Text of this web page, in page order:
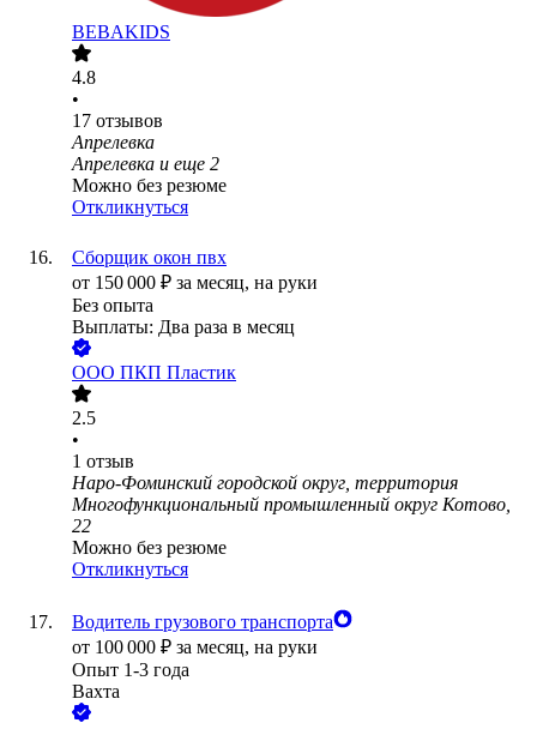
BEBAKIDS
4.8
•
17 отзывов
Апрелевка
Апрелевка и еще 2
Можно без резюме
Откликнуться
Сборщик окон пвх
от 150 000 ₽ за месяц, на руки
Без опыта
Выплаты: Два раза в месяц
ООО ПКП Пластик
2.5
•
1 отзыв
Наро-Фоминский городской округ, территория
Многофункциональный промышленный округ Котово,
22
Можно без резюме
Откликнуться
Водитель грузового транспорта
от 100 000 ₽ за месяц, на руки
Опыт 1-3 года
Вахта